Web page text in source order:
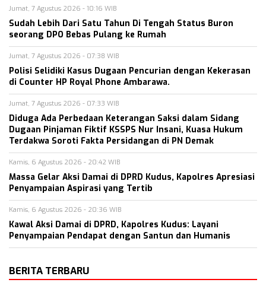
Jumat, 7 Agustus 2026 - 10:16 WIB
Sudah Lebih Dari Satu Tahun Di Tengah Status Buron
seorang DPO Bebas Pulang ke Rumah
Jumat, 7 Agustus 2026 - 07:38 WIB
Polisi Selidiki Kasus Dugaan Pencurian dengan Kekerasan
di Counter HP Royal Phone Ambarawa.
Jumat, 7 Agustus 2026 - 07:33 WIB
Diduga Ada Perbedaan Keterangan Saksi dalam Sidang
Dugaan Pinjaman Fiktif KSSPS Nur Insani, Kuasa Hukum
Terdakwa Soroti Fakta Persidangan di PN Demak
Kamis, 6 Agustus 2026 - 20:42 WIB
Massa Gelar Aksi Damai di DPRD Kudus, Kapolres Apresiasi
Penyampaian Aspirasi yang Tertib
Kamis, 6 Agustus 2026 - 20:36 WIB
Kawal Aksi Damai di DPRD, Kapolres Kudus: Layani
Penyampaian Pendapat dengan Santun dan Humanis
BERITA TERBARU